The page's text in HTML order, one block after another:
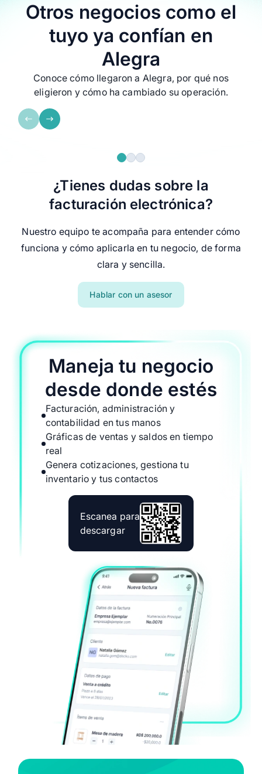
Otros negocios como el
tuyo ya confían en
Alegra
Conoce cómo llegaron a Alegra, por qué nos
eligieron y cómo ha cambiado su operación.
Recomiendo Alegra porque tiene
platforma.
Alegra me
¿Tienes dudas sobre la
facturación electrónica?
Nuestro equipo te acompaña para entender cómo
funciona y cómo aplicarla en tu negocio, de forma
clara y sencilla.
Hablar con un asesor
Maneja tu negocio
desde donde estés
Facturación, administración y
contabilidad en tus manos
Gráficas de ventas y saldos en tiempo
real
Genera cotizaciones, gestiona tu
inventario y tus contactos
Escanea para
descargar